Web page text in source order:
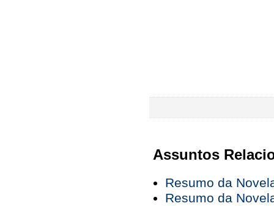
Assuntos
Resumo da
Resumo da